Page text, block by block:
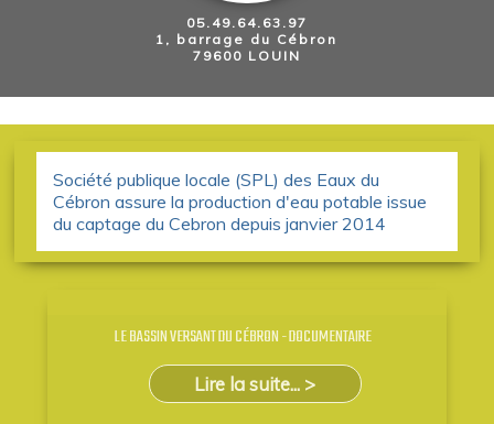
05.49.64.63.97
1, barrage du Cébron
79600 LOUIN
Société publique locale (SPL) des Eaux du
Cébron assure la production d'eau potable issue
du captage du Cebron depuis janvier 2014
LE BASSIN VERSANT DU CÉBRON - DOCUMENTAIRE
Lire la suite... >